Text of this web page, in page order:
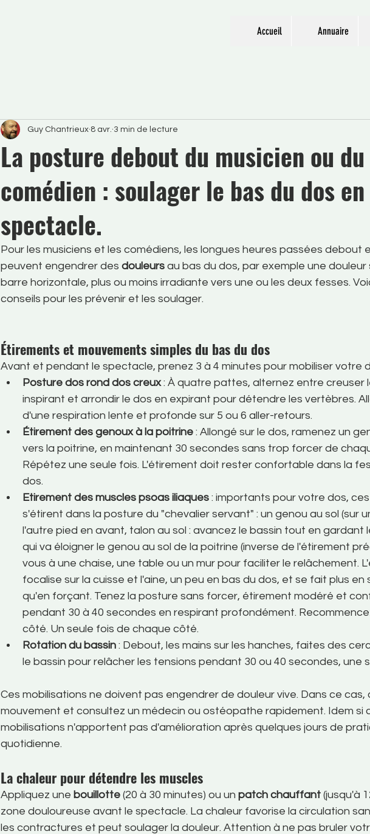
Accueil Annuaire
La posture debout du musicien ou du
comédien : soulager le bas du dos en
spectacle.
Guy Chantrieux 8 avr. 3 min de lecture
Pour les musiciens et les comédiens, les longues heures passées debout
peuvent engendrer des douleurs au bas du dos, par exemple une douleur
barre horizontale, plus ou moins irradiante vers une ou les deux fesses.
conseils pour les prévenir et les soulager.
Étirements et mouvements simples du bas du dos
Avant et pendant le spectacle, prenez 3 à 4 minutes pour mobiliser votre
Posture dos rond dos creux : À quatre pattes, alternez entre creuser
inspirant et arrondir le dos en expirant pour détendre les vertèbres.
d'une respiration lente et profonde sur 5 ou 6 aller-retours.
Étirement des genoux à la poitrine : Allongé sur le dos, ramenez un
vers la poitrine, en maintenant 30 secondes sans trop forcer de
Répétez une seule fois. L'étirement doit rester confortable dans la
dos.
Etirement des muscles psoas iliaques : importants pour votre dos,
s'étirent dans la posture du "chevalier servant" : un genou au sol (sur
l'autre pied en avant, talon au sol : avancez le bassin tout en gardant
qui va éloigner le genou au sol de la poitrine (inverse de l'étirement
vous à une chaise, une table ou un mur pour faciliter le relâchement.
focalise sur la cuisse et l'aine, un peu en bas du dos, et se fait plus en
qu'en forçant. Tenez la posture sans forcer, étirement modéré et
pendant 30 à 40 secondes en respirant profondément.
côté. Un seule fois de chaque côté.
Rotation du bassin : Debout, les mains sur les hanches, faites des
le bassin pour relâcher les tensions pendant 30 ou 40 secondes, une
Ces mobilisations ne doivent pas engendrer de douleur vive. Dans ce cas,
mouvement et consultez un médecin ou ostéopathe rapidement. Idem si
mobilisations n'apportent pas d'amélioration après quelques jours de
quotidienne.
La chaleur pour détendre les muscles
Appliquez une bouillotte (20 à 30 minutes) ou un patch chauffant (jusqu'à
zone douloureuse avant le spectacle. La chaleur favorise la circulation
les contractures et peut soulager la douleur. Attention à ne pas bruler